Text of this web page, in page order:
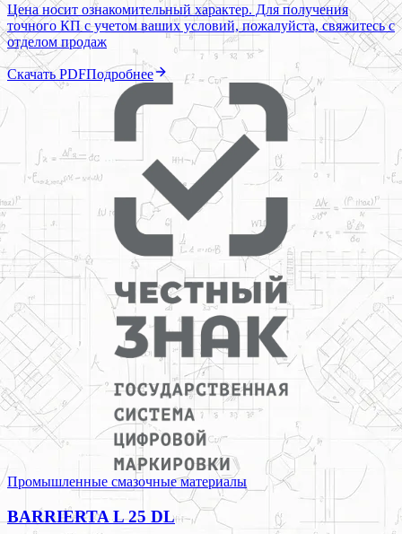
Цена носит ознакомительный характер. Для получения
точного КП с учетом ваших условий, пожалуйста, свяжитесь с
отделом продаж
Скачать PDFПодробнее
Промышленные смазочные материалы
BARRIERTA L 25 DL